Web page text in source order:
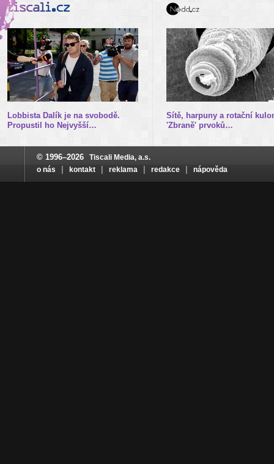
Lobbista Dalík je na svobodě.
Propustil ho Nejvyšší…
Sítě, harpuny a rotační
'Zbraně' prvoků…
© 1996–2026
Tiscali Media, a.s.
o nás
kontakt reklama redakce nápověda